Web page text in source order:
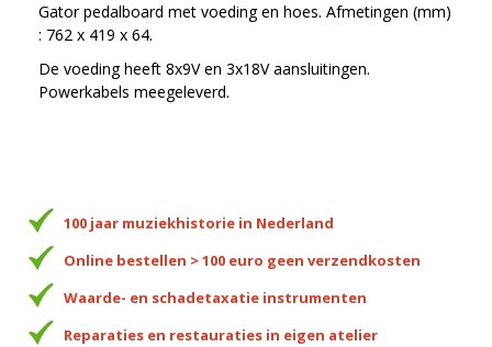
Gator pedalboard met voeding en hoes. Afmetingen (mm)
: 762 x 419 x 64.
De voeding heeft 8x9V en 3x18V aansluitingen.
Powerkabels meegeleverd.
100 jaar muziekhistorie in Nederland
Online bestellen > 100 euro geen verzendkosten
Waarde- en schadetaxatie instrumenten
Reparaties en restauraties in eigen atelier